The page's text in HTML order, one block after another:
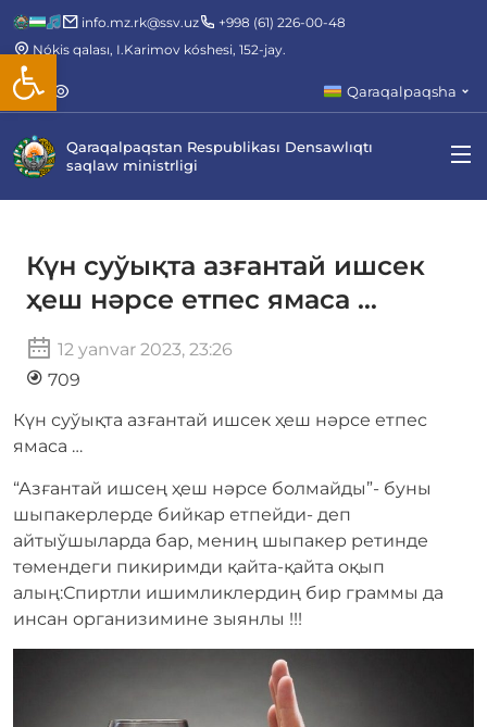
Open toolbar
info.mz.rk@ssv.uz
+998 (61) 226-00-48
Nókis qalası, I.Karimov kóshesi, 152-jay.
Qaraqalpaqsha
Qaraqalpaqstan Respublikası Densawlıqtı
saqlaw ministrligi
Күн суўықта азғантай ишсек
ҳеш нәрсе етпес ямаса …
12 yanvar 2023, 23:26
709
Күн суўықта азғантай ишсек ҳеш нәрсе етпес
ямаса …
“Азғантай ишсең ҳеш нәрсе болмайды”- буны
шыпакерлерде бийкар етпейди- деп
айтыўшыларда бар, мениң шыпакер ретинде
төмендеги пикиримди қайта-қайта оқып
алың:Спиртли ишимликлердиң бир граммы да
инсан организимине зыянлы !!!